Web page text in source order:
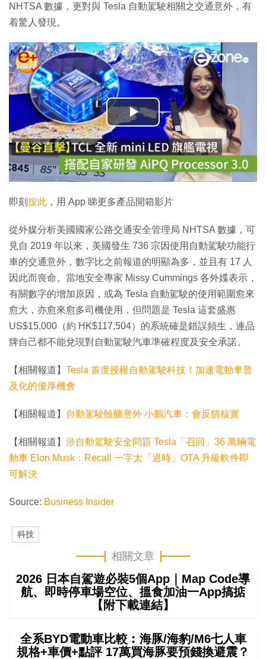
NHTSA 數據，更對與 Tesla 自動駕駛相關之交通意外，有
着驚人發現。
播
放
影
片
即刻 按此 ，用 App 睇更多產品開箱影片
從外媒分析美國國家公路交通安全管理局 NHTSA 數據，可
見自 2019 年以來，美國發生 736 宗因使用自動駕駛功能行
車的交通意外，數字比之前報道的明顯為多，並且有 17 人
因此而喪命。當地安全專家 Missy Cummings 各外媟表示，
有關數字的增加原因，或為 Tesla 自動駕駛的使用範圍愈來
愈大，亦愈來愈多司機使用，但問題是 Tesla 這套盛惠
US$15,000（約 HK$117,504）的系統確是錯誤頻生，連品
牌自己都不能兌現對自動駕駛汽車準確程度及安全承諾。
【相關報道】 Tesla 首度授權自動駕駛科技！加速電動車普
及化的優厚機會
【相關報道】 自動駕駛險釀意外 小鵬汽車：會反饋核實
【相關報道】 涉自動駕駛安全問題 Tesla「召回」36 萬輛電
動車 Elon Musk：Recall 一字太「過時」OTA 升級軟件即
可解決
Source: Business Insider
科技
相關文章
2026 日本自駕遊必裝5個App｜Map Code導
航、即時停車場空位、搵食加油一App搞掂
【附下載連結】
全系BYD電動車比較︰海豚/海豹/M6七人車
規格+車價+點評 17萬買海豚要預錢換避震？